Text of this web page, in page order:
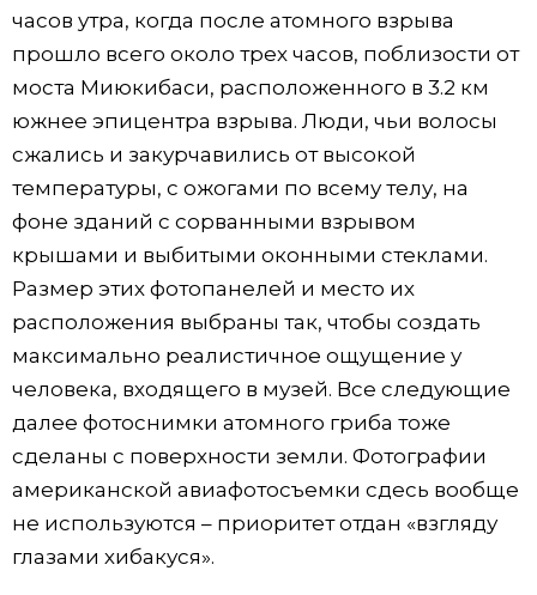
часов утра, когда после атомного взрыва
прошло всего около трех часов, поблизости от
моста Миюкибаси, расположенного в 3.2 км
южнее эпицентра взрыва. Люди, чьи волосы
сжались и закурчавились от высокой
температуры, с ожогами по всему телу, на
фоне зданий с сорванными взрывом
крышами и выбитыми оконными стеклами.
Размер этих фотопанелей и место их
расположения выбраны так, чтобы создать
максимально реалистичное ощущение у
человека, входящего в музей. Все следующие
далее фотоснимки атомного гриба тоже
сделаны с поверхности земли. Фотографии
американской авиафотосъемки сдесь вообще
не используются – приоритет отдан «взгляду
глазами хибакуся».